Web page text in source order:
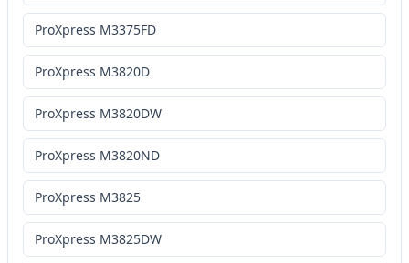
ProXpress M3375FD
ProXpress M3820D
ProXpress M3820DW
ProXpress M3820ND
ProXpress M3825
ProXpress M3825DW